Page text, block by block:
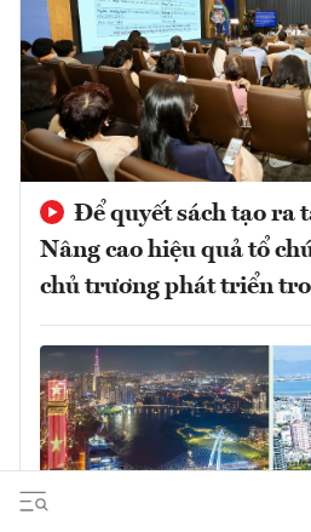
Để quyết sách tạo ra
Nâng cao hiệu quả tổ
chủ trương phát triển